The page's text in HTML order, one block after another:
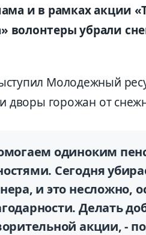
и в рамках акции
волонтеры убрали
Молодежный
дворы горожан от
одиноким
Сегодня
и это несложно,
Делать
акции, -